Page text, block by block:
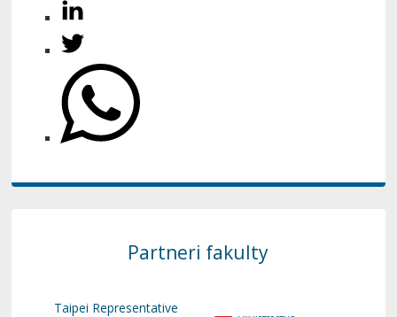
Partneri fakulty
Taipei Representative